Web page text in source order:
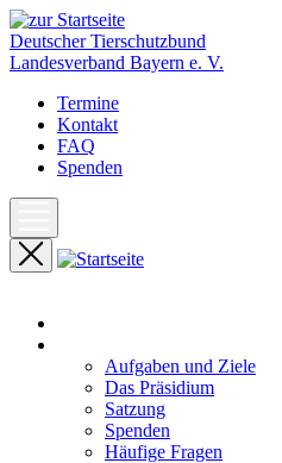
Deutscher Tierschutzbund
Landesverband Bayern e. V.
Termine
Kontakt
FAQ
Spenden
Aufgaben und Ziele
Das Präsidium
Satzung
Spenden
Häufige Fragen